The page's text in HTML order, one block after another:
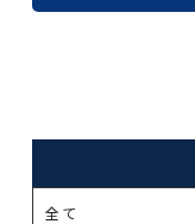
全て